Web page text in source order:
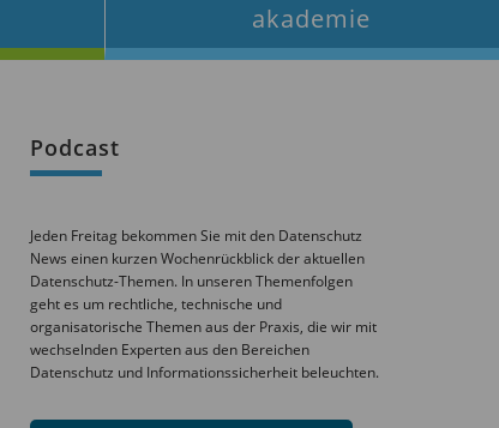
akademie
Podcast
Jeden Freitag bekommen Sie mit den Datenschutz
News einen kurzen Wochenrückblick der aktuellen
Datenschutz-Themen. In unseren Themenfolgen
geht es um rechtliche, technische und
organisatorische Themen aus der Praxis, die wir mit
wechselnden Experten aus den Bereichen
Datenschutz und Informationssicherheit beleuchten.